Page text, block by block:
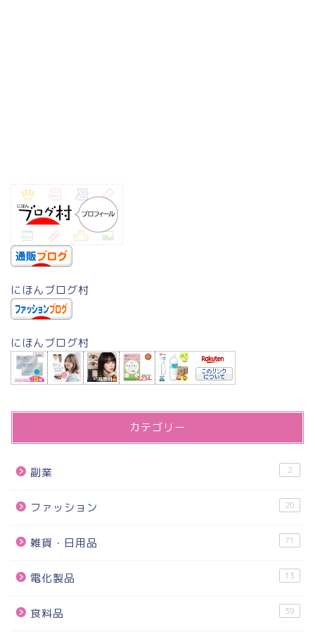
にほんブログ村
にほんブログ村
カテゴリー
副業 2
ファッション 20
雑貨・日用品 71
電化製品 13
食料品 39